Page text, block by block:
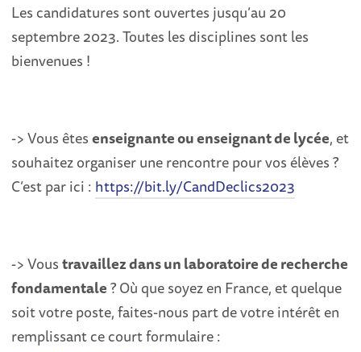
Les candidatures sont ouvertes jusqu’au 20
septembre 2023. Toutes les disciplines sont les
bienvenues !
-> Vous êtesenseignante ou enseignant de lycée, et
souhaitez organiser une rencontre pour vos élèves ?
C’est par ici : https://bit.ly/CandDeclics2023
-> Voustravaillez dans un laboratoire de recherche
fondamentale? Où que soyez en France, et quelque
soit votre poste, faites-nous part de votre intérêt en
remplissant ce court formulaire :